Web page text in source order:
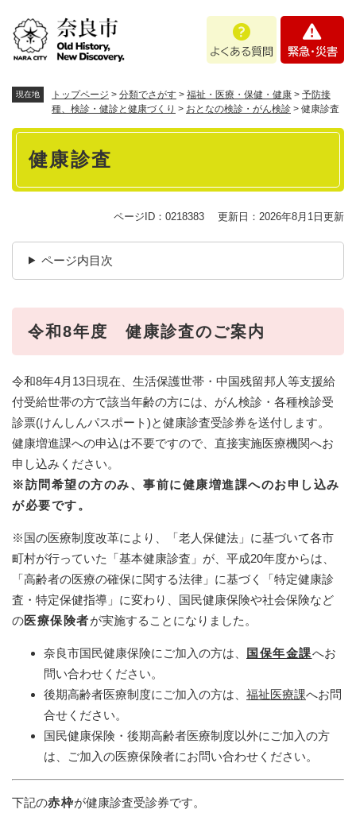
あ
問
・
現在地 トップページ > 分類でさがす > 福祉・医療・保健・健康 > 予防接
種、検診・健診と健康づくり > おとなの検診・がん検診 > 健康診査
本
健康診査
ページID：0218383 更新日：2026年8月1日更新
ページ内目次
令和8年度 健康診査のご案内
令和8年4月13日現在、生活保護世帯・中国残留邦人等支援給
付受給世帯の方で該当年齢の方には、がん検診・各種検診受
診票(けんしんパスポート)と健康診査受診券を送付します。
健康増進課への申込は不要ですので、直接実施医療機関へお
申し込みください。
※訪問希望の方のみ、事前に健康増進課へのお申し込み
が必要です。
※国の医療制度改革により、「老人保健法」に基づいて各市
町村が行っていた「基本健康診査」が、平成20年度からは、
「高齢者の医療の確保に関する法律」に基づく「特定健康診
査・特定保健指導」に変わり、国民健康保険や社会保険など
の医療保険者が実施することになりました。
奈良市国民健康保険にご加入の方は、 国保年金課へお
問い合わせください。
後期高齢者医療制度にご加入の方は、 福祉医療課へお問
合せください。
国民健康保険・後期高齢者医療制度以外にご加入の方
は、ご加入の医療保険者にお問い合わせください。
下記の赤枠が健康診査受診券です。